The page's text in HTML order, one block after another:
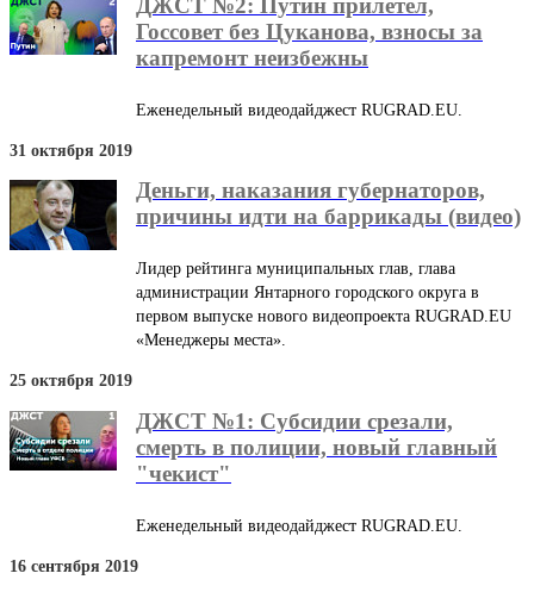
ДЖСТ №2: Путин прилетел,
Госсовет без Цуканова, взносы за
капремонт неизбежны
Еженедельный видеодайджест RUGRAD.EU.
31 октября 2019
Деньги, наказания губернаторов,
причины идти на баррикады (видео)
Лидер рейтинга муниципальных глав, глава
администрации Янтарного городского округа в
первом выпуске нового видеопроекта RUGRAD.EU
«Менеджеры места».
25 октября 2019
ДЖСТ №1: Субсидии срезали,
смерть в полиции, новый главный
"чекист"
Еженедельный видеодайджест RUGRAD.EU.
16 сентября 2019